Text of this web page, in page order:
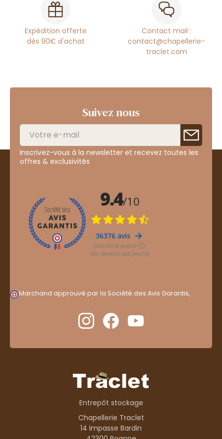
Expédition offerte
dès 90€ d'achat
Contact mail :
contact@chapellerie-
traclet.com
Suivez nous
Inscrivez-vous à la newsletter et recevez toutes les
offres & exclusivités
Marchand approuvé par la Société des Avis Garantis,
.
Entrepôt stockage
Chapellerie Traclet
14 Impasse Bardin